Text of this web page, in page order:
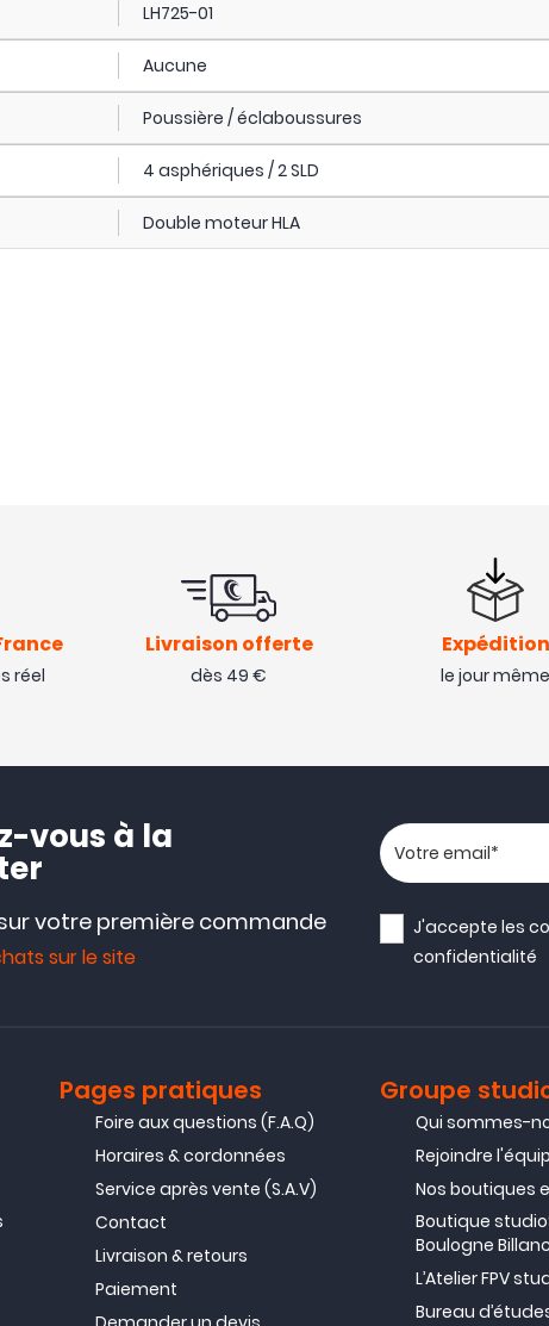
LH725-01
Aucune
Poussière / éclaboussures
4 asphériques / 2 SLD
Double moteur HLA
réel
Livraison offerte
dès 49 €
Expédition
le jour même
vous à la
votre première commande
sur le site
Votre adresse email
J'accepte les
confidentialité
Pages pratiques
Foire aux questions (F.A.Q)
Horaires & cordonnées
Service après vente (S.A.V)
Contact
Livraison & retours
Paiement
Groupe
Qui sommes-
Rejoindre
Nos boutiques
Boutique
Boulogne
L’Atelier FPV
Bureau